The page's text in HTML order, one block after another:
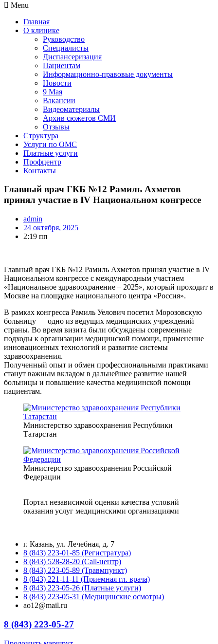
Menu
Главная
О клинике
Руководство
Специалисты
Диспансеризация
Пациентам
Информационно-правовые документы
Новости
9 Мая
Вакансии
Видеоматериалы
Архив сюжетов СМИ
Отзывы
Структура
Услуги по ОМС
Платные услуги
Профцентр
Контакты
Главный врач ГКБ №12 Рамиль Ахметов
принял участие в IV Национальном конгрессе
admin
24 октября, 2025
2:19 пп
Главный врач ГКБ №12 Рамиль Ахметов принял участие в IV
Национальном конгрессе с международным участием
«Национальное здравоохранение – 2025», который проходит в
Москве на площадке национального центра «Россия».
В рамках конгресса Рамиль Уелович посетил Морозовскую
больницу — одно из ведущих медицинских учреждений
страны. Во время визита были обсуждены современные
подходы к организации медицинской помощи, применение
инновационных технологий и развитие системы
здравоохранения.
Полученный опыт и обмен профессиональными практиками
станут важным вкладом в дальнейшее развитие нашей
больницы и повышение качества медицинской помощи
пациентам.
Министерство здравоохранения Республики
Татарстан
Министерство здравоохранения Российской
Федерации
Портал независимой оценки качества условий
оказания услуг медицинскими организациями
г. Казань, ул. Лечебная, д. 7
8 (843) 223-01-85 (Регистратура)
8 (843) 528-28-20 (Call-центр)
8 (843) 223-05-89 (Травмпункт)
8 (843) 221-11-11 (Приемная гл. врача)
8 (843) 223-05-26 (Платные услуги)
8 (843) 223-05-31 (Медицинские осмотры)
ao12@mail.ru
8 (843) 223-05-27